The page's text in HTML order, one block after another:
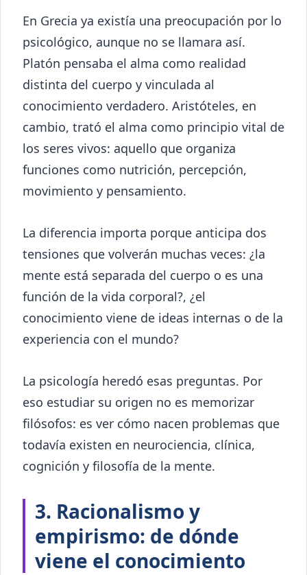
En Grecia ya existía una preocupación por lo
psicológico, aunque no se llamara así.
Platón pensaba el alma como realidad
distinta del cuerpo y vinculada al
conocimiento verdadero. Aristóteles, en
cambio, trató el alma como principio vital de
los seres vivos: aquello que organiza
funciones como nutrición, percepción,
movimiento y pensamiento.
La diferencia importa porque anticipa dos
tensiones que volverán muchas veces: ¿la
mente está separada del cuerpo o es una
función de la vida corporal?, ¿el
conocimiento viene de ideas internas o de la
experiencia con el mundo?
La psicología heredó esas preguntas. Por
eso estudiar su origen no es memorizar
filósofos: es ver cómo nacen problemas que
todavía existen en neurociencia, clínica,
cognición y filosofía de la mente.
3. Racionalismo y
empirismo: de dónde
viene el conocimiento